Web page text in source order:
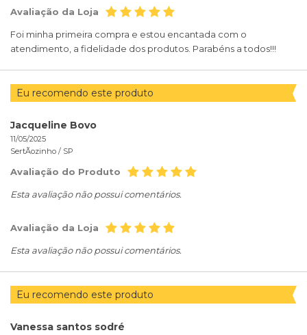
Avaliação da Loja
Foi minha primeira compra e estou encantada com o
atendimento, a fidelidade dos produtos. Parabéns a todos!!!
Eu recomendo este produto
Jacqueline Bovo
11/05/2025
SertÃozinho / SP
Avaliação do Produto
Esta avaliação não possui comentários.
Avaliação da Loja
Esta avaliação não possui comentários.
Eu recomendo este produto
Vanessa santos sodré